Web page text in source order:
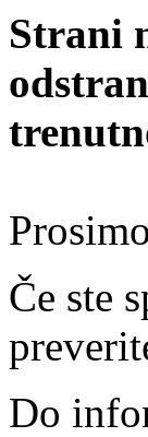
Strani
Če ste
Do